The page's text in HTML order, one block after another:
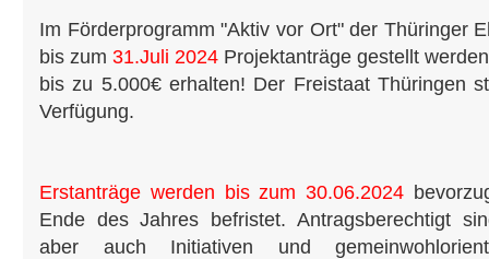
Im Förderprogramm "Aktiv vor Ort" der Thüringer
bis zum 31.Juli 2024 Projektanträge gestellt
bis zu 5.000€ erhalten! Der Freistaat Thüringen
Verfügung.
Erstanträge werden bis zum 30.06.2024
Ende des Jahres befristet. Antragsberechtigt
aber auch Initiativen und